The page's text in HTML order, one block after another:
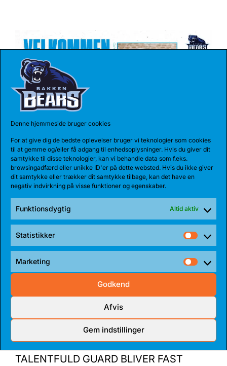
Denne hjemmeside bruger cookies
For at give dig de bedste oplevelser bruger vi teknologier som cookies
til at gemme og/eller få adgang til enhedsoplysninger. Hvis du giver dit
samtykke til disse teknologier, kan vi behandle data som f.eks.
browsingadfærd eller unikke ID'er på dette websted. Hvis du ikke giver
dit samtykke eller trækker dit samtykke tilbage, kan det have en
negativ indvirkning på visse funktioner og egenskaber.
Funktionsdygtig Altid aktiv
Statistikker
Marketing
Godkend
Afvis
Gem indstillinger
17 JUL 2026
TALENT BLIVER FULDTIDSBJØRN
Anton Katholm har skrevet under med Bakken Bears
for endnu en sæson. Sidste sæson havde...
14 JUL 2026
TALENTFULD GUARD BLIVER FAST